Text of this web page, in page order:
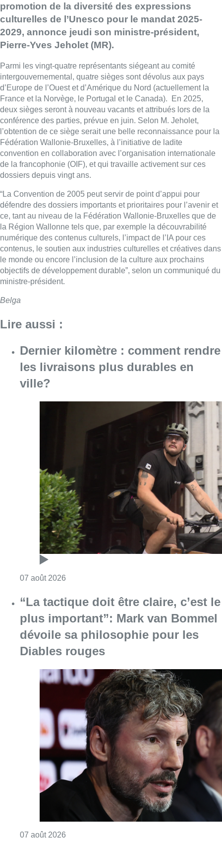
promotion de la diversité des expressions
culturelles de l’Unesco pour le mandat 2025-
2029, annonce jeudi son ministre-président,
Pierre-Yves Jeholet (MR).
Parmi les vingt-quatre représentants siégeant au comité
intergouvernemental, quatre sièges sont dévolus aux pays
d’Europe de l’Ouest et d’Amérique du Nord (actuellement la
France et la Norvège, le Portugal et le Canada). En 2025,
deux sièges seront à nouveau vacants et attribués lors de la
conférence des parties, prévue en juin. Selon M. Jeholet,
l’obtention de ce siège serait une belle reconnaissance pour la
Fédération Wallonie-Bruxelles, à l’initiative de ladite
convention en collaboration avec l’organisation internationale
de la francophonie (OIF), et qui travaille activement sur ces
dossiers depuis vingt ans.
“La Convention de 2005 peut servir de point d’appui pour
défendre des dossiers importants et prioritaires pour l’avenir et
ce, tant au niveau de la Fédération Wallonie-Bruxelles que de
la Région Wallonne tels que, par exemple la découvrabilité
numérique des contenus culturels, l’impact de l’IA pour ces
contenus, le soutien aux industries culturelles et créatives dans
le monde ou encore l’inclusion de la culture aux prochains
objectifs de développement durable”, selon un communiqué du
ministre-président.
Belga
Lire aussi :
Dernier kilomètre : comment rendre
les livraisons plus durables en
ville?
07 août 2026
“La tactique doit être claire, c’est le
plus important”: Mark van Bommel
dévoile sa philosophie pour les
Diables rouges
07 août 2026